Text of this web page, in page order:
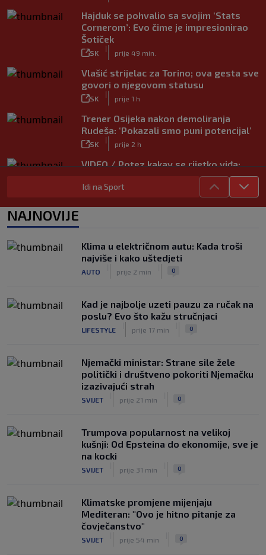
Hajduk se pohvalio sa svojim ‘Stats
Cornerom’: Evo čime je impresionirao
Šotiček
SK
|
prije 49 min.
Vlašić strijelac za Torino; ova gesta sve
govori o njegovom statusu
SK
|
prije 1 h
Trener Osijeka nakon demoliranja
Rudeša: ‘Pokazali smo puni potencijal’
SK
|
prije 2 h
VIDEO / Potez kakav se rijetko viđa:
Kada pomoć nije stigla, na rukama je
iznio suigrača u bolovima
SK prije 3 h
Dinamo u finalu Ramljaka! Sutra protiv
Ajaxa na glavnom terenu Maksimira
Idi na Sport
NAJNOVIJE
Klima u električnom autu: Kada troši
najviše i kako uštedjeti
AUTO prije 2 min 0
Kad je najbolje uzeti pauzu za ručak na
poslu? Evo što kažu stručnjaci
LIFESTYLE prije 17 min 0
Njemački ministar: Strane sile žele
politički i društveno pokoriti Njemačku
izazivajući strah
SVIJET prije 21 min 0
Trumpova popularnost na velikoj
kušnji: Od Epsteina do ekonomije, sve je
na kocki
SVIJET prije 31 min 0
Klimatske promjene mijenjaju
Mediteran: "Ovo je hitno pitanje za
čovječanstvo"
SVIJET prije 54 min 0